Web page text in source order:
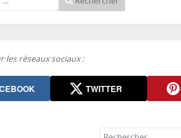
les réseaux sociaux :
TWITTER
Rechercher...